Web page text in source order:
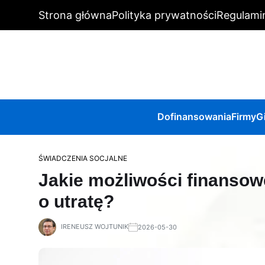
Strona głównaPolityka prywatności
DofinansowaniaFirmy
ŚWIADCZENIA SOCJALNE
Jakie możliwości
o utratę?
IRENEUSZ WOJTUNIK 2026-05-30